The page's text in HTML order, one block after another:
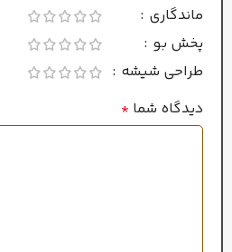
نوت پایانی
چوب صندل
ماندگاری
پخش بو
طراحی شیشه
دیدگاه شما *